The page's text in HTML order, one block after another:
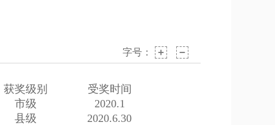
字号：
获奖级别
受奖时间
市级
2020.1
县级
2020.6.30